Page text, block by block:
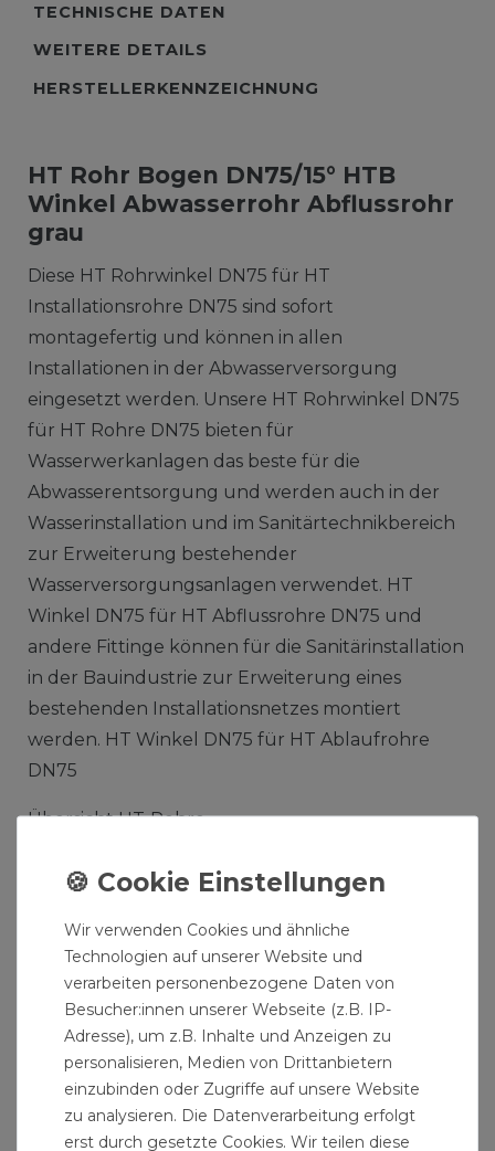
TECHNISCHE DATEN
WEITERE DETAILS
HERSTELLERKENNZEICHNUNG
HT Rohr Bogen DN75/15° HTB
Winkel Abwasserrohr Abflussrohr
grau
Diese HT Rohrwinkel DN75 für HT
Installationsrohre DN75 sind sofort
montagefertig und können in allen
Installationen in der Abwasserversorgung
eingesetzt werden. Unsere HT Rohrwinkel DN75
für HT Rohre DN75 bieten für
Wasserwerkanlagen das beste für die
Abwasserentsorgung und werden auch in der
Wasserinstallation und im Sanitärtechnikbereich
zur Erweiterung bestehender
Wasserversorgungsanlagen verwendet. HT
Winkel DN75 für HT Abflussrohre DN75 und
andere Fittinge können für die Sanitärinstallation
in der Bauindustrie zur Erweiterung eines
bestehenden Installationsnetzes montiert
werden. HT Winkel DN75 für HT Ablaufrohre
DN75
Übersicht HT-Rohre
Installationsmaße: Das HT-Rohr DN75 hat einen
Innendurchmesser von 70 mm und einen
Aussendurchmesser von 75 mm. Die Nennweiten
des Abflussrohrs haben einen genormten
Durchmesser.
Anwendungsbereiche:Für die Verlegung und
Bemessung gilt die DIN EN 12056 zusammen mit
der DIN 1986–100 (Ersatz für DIN 1986 Teil 1, 2
und 31). Die Rohre und Formstücke sind gegen
Wir verwenden Cookies und ähnliche
Technologien auf unserer Website und
verarbeiten personenbezogene Daten von
Besucher:innen unserer Webseite (z.B. IP-
Adresse), um z.B. Inhalte und Anzeigen zu
personalisieren, Medien von Drittanbietern
einzubinden oder Zugriffe auf unsere Website
zu analysieren. Die Datenverarbeitung erfolgt
erst durch gesetzte Cookies. Wir teilen diese